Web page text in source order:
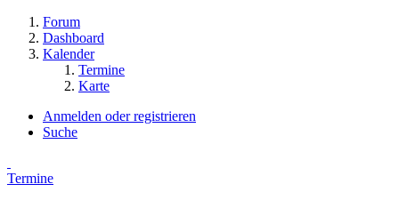
Forum
Dashboard
Kalender
Termine
Karte
Anmelden oder registrieren
Suche
Termine